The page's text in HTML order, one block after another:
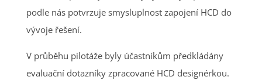
podle nás potvrzuje smysluplnost zapojení HCD do
vývoje řešení.
V průběhu pilotáže byly účastníkům předkládány
evaluační dotazníky zpracované HCD designérkou.